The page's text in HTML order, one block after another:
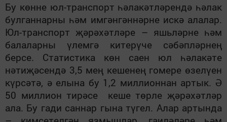
Бу көнне юл-транспорт һәлакәтләрендә һәлак
булганнарны һәм имгәнгәннәрне искә алалар.
Юл-транспорт җәрәхәтләре – яшьләрне һәм
балаларны үлемгә китерүче сәбәпләрнең
берсе. Статистика көн саен юл һәлакәте
нәтиҗәсендә 3,5 мең кешенең гомере өзелүен
күрсәтә, ә елына бу 1,2 миллионнан артык. Ә
50 миллион тирәсе кеше төрле җәрәхәтләр
ала. Бу гади саннар гына түгел. Алар артында